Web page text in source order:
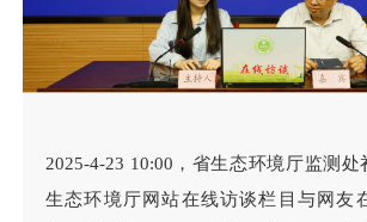
2025-4-23 10:00，省生态环境厅监测
生态环境厅网站在线访谈栏目与网友